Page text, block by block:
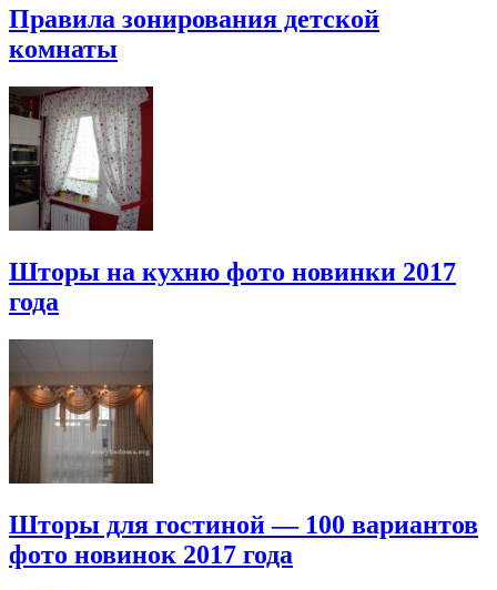
Правила зонирования детской
комнаты
Шторы на кухню фото новинки 2017
года
Шторы для гостиной — 100 вариантов
фото новинок 2017 года